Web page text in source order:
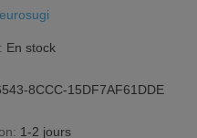
eurosugi
En stock
8CCC-15DF7AF61DDE
1-2 jours